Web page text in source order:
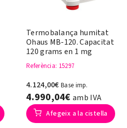
Termobalança humitat
Ohaus MB-120. Capacitat
120 grams en 1 mg
Referència: 15297
4.124,00€ Base imp.
4.990,04€ amb IVA
Afegeix a la cistella